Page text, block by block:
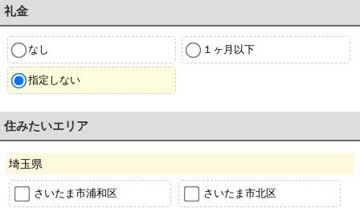
礼金
なし １ヶ月以下
指定しない
住みたいエリア
埼玉県
さいたま市浦和区 さいたま市北区